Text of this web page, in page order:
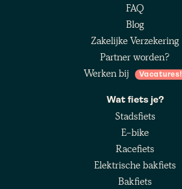
FAQ
Blog
Zakelijke Verzekering
Partner worden?
Werken bij
Vacatures!
Wat fiets je?
Stadsfiets
E-bike
Racefiets
Elektrische bakfiets
Bakfiets